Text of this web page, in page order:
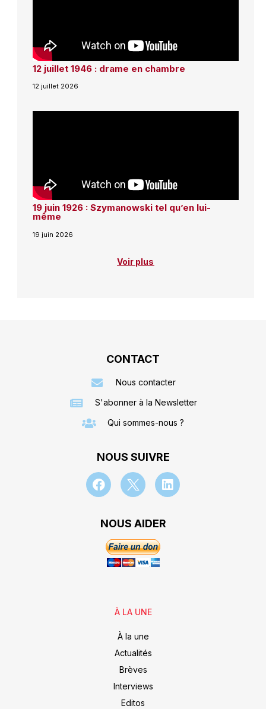
12 juillet 1946 : drame en chambre
12 juillet 2026
19 juin 1926 : Szymanowski tel qu’en lui-
même
19 juin 2026
Voir plus
CONTACT
Nous contacter
S'abonner à la Newsletter
Qui sommes-nous ?
NOUS SUIVRE
NOUS AIDER
À LA UNE
À la une
Actualités
Brèves
Interviews
Editos